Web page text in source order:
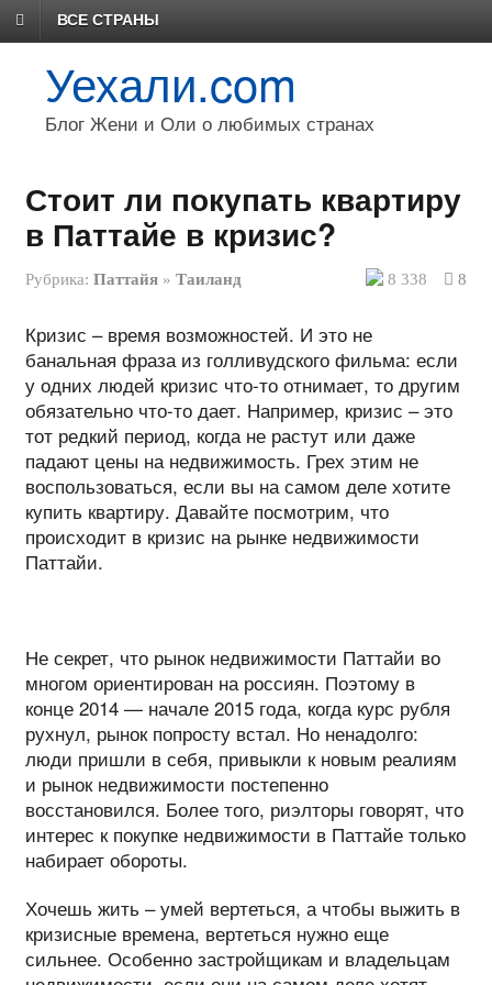
ВСЕ СТРАНЫ
Уехали.com
Блог Жени и Оли о любимых странах
Стоит ли покупать квартиру
в Паттайе в кризис?
Рубрика: Паттайя» Таиланд 8 338 8
Кризис – время возможностей. И это не
банальная фраза из голливудского фильма: если
у одних людей кризис что-то отнимает, то другим
обязательно что-то дает. Например, кризис – это
тот редкий период, когда не растут или даже
падают цены на недвижимость. Грех этим не
воспользоваться, если вы на самом деле хотите
купить квартиру. Давайте посмотрим, что
происходит в кризис на рынке недвижимости
Паттайи.
Не секрет, что рынок недвижимости Паттайи во
многом ориентирован на россиян. Поэтому в
конце 2014 — начале 2015 года, когда курс рубля
рухнул, рынок попросту встал. Но ненадолго:
люди пришли в себя, привыкли к новым реалиям
и рынок недвижимости постепенно
восстановился. Более того, риэлторы говорят, что
интерес к покупке недвижимости в Паттайе только
набирает обороты.
Хочешь жить – умей вертеться, а чтобы выжить в
кризисные времена, вертеться нужно еще
сильнее. Особенно застройщикам и владельцам